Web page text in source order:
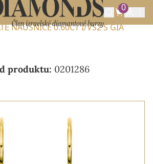
0
ŠPERKY
DIAMANTOVÉ
NÁUŠNICE 0.60CT I/VS2 S GIA
produktu: 0201286